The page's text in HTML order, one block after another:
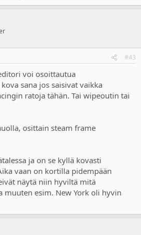
#43
voi osoittautua
sana jos saisivat vaikka
ratoja tähän. Tai wipeoutin tai
osittain steam frame
ja on se kyllä kovasti
vaan on kortilla pidempään
näytä niin hyviltä mitä
muuten esim. New York oli hyvin